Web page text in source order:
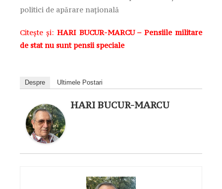
politici de apărare națională
Citește și: HARI BUCUR-MARCU – Pensiile militare
de stat nu sunt pensii speciale
Despre Ultimele Postari
HARI BUCUR-MARCU